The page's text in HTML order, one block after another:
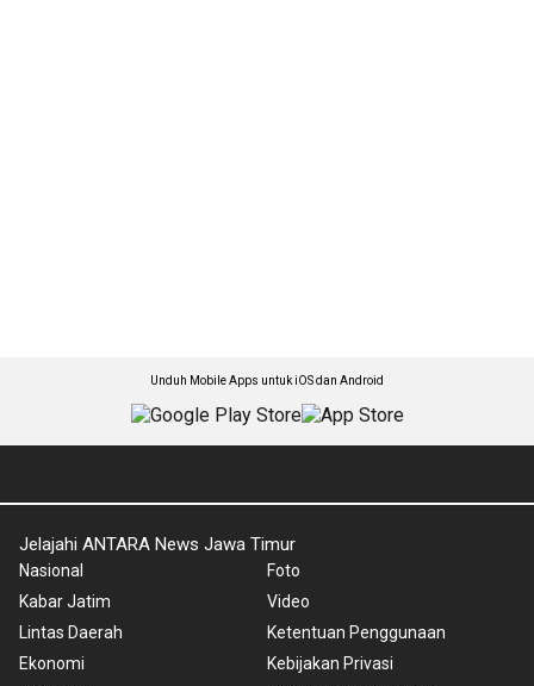
Unduh Mobile Apps untuk iOS dan Android
Jelajahi ANTARA News Jawa Timur
Nasional
Kabar Jatim
Lintas Daerah
Ekonomi
Foto
Video
Ketentuan Penggunaan
Kebijakan Privasi